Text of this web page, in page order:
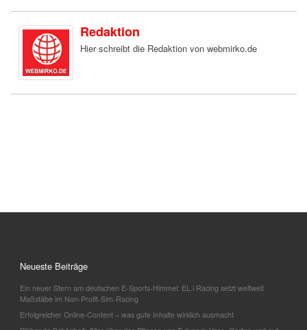
Redaktion
Hier schreibt die Redaktion von webmirko.de
Neueste Beiträge
Ein neuer Stern am deutschen E-Sports-Himmel: EL.i Racing setzt weltweit
Maßstäbe im Non-Profit-Sim-Racing
Erfolgreicher Online-Content – was gute Inhalte wirklich ausmacht